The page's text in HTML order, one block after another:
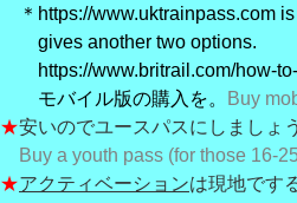
＊https://www.uktrainpass.com
gives another two options.
https://www.britrail.com/how-
モバイル版の購入を。
Buy
★安いのでユースパスにしましょ
Buy a youth pass (for those 16-
★アクティベーションは現地です